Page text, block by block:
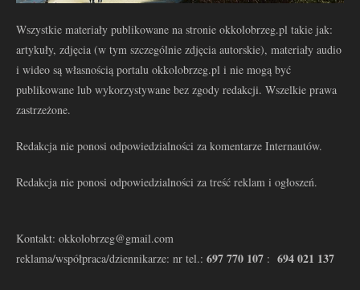
Wszystkie materiały publikowane na stronie okkolobrzeg.pl takie jak:
artykuły, zdjęcia (w tym szczególnie zdjęcia autorskie), materiały audio
i wideo są własnością portalu okkolobrzeg.pl i nie mogą być
publikowane lub wykorzystywane bez zgody redakcji. Wszelkie prawa
zastrzeżone.
Redakcja nie ponosi odpowiedzialności za komentarze Internautów.
Redakcja nie ponosi odpowiedzialności za treść reklam i ogłoszeń.
Kontakt: okkolobrzeg@gmail.com
reklama/współpraca/dziennikarze: nr tel.: 697 770 107 : 694 021 137